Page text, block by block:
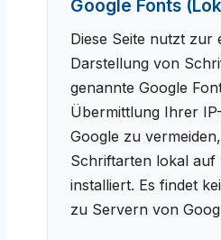
Google Fonts
Diese Seite nutzt zur
Darstellung von
genannte Google
Übermittlung Ihrer
Google zu
Schriftarten lokal auf
installiert. Es findet
zu Servern von